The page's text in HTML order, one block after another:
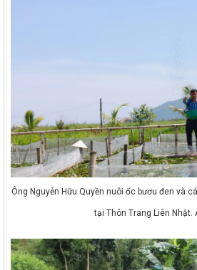
Ông Nguyễn Hữu Quyền nuôi ốc bươu đen và
tại Thôn Trang Liên Nhật.